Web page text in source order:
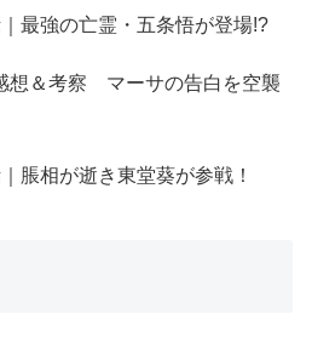
最強の亡霊・五条悟が登場!?
想＆考察 マーサの告白を空襲
脹相が逝き東堂葵が参戦！